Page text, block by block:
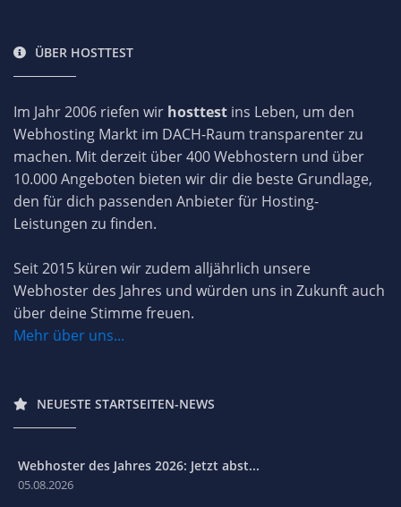
ÜBER HOSTTEST
Im Jahr 2006 riefen wir hosttest ins Leben, um den
Webhosting Markt im DACH-Raum transparenter zu
machen. Mit derzeit über 400 Webhostern und über
10.000 Angeboten bieten wir dir die beste Grundlage,
den für dich passenden Anbieter für Hosting-
Leistungen zu finden.
Seit 2015 küren wir zudem alljährlich unsere
Webhoster des Jahres und würden uns in Zukunft auch
über deine Stimme freuen.
Mehr über uns...
NEUESTE STARTSEITEN-NEWS
Webhoster des Jahres 2026: Jetzt abst...
05.08.2026